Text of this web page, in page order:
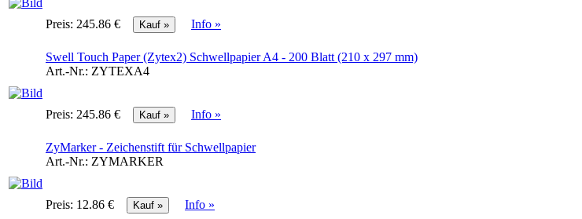
Preis: 245.86 € Info »
Swell Touch Paper (Zytex2) Schwellpapier A4 - 200 Blatt (210 x 297 mm)
Art.-Nr.: ZYTEXA4
Preis: 245.86 € Info »
ZyMarker - Zeichenstift für Schwellpapier
Art.-Nr.: ZYMARKER
Preis: 12.86 € Info »